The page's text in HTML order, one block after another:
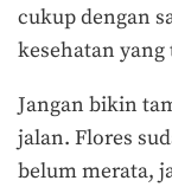
cukup dengan
kesehatan
Jangan bikin
jalan. Flores
belum merata,